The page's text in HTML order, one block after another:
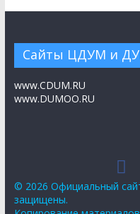
Сайты ЦДУМ и
www.CDUM.RU
www.DUMOO.RU
© 2026 Официальный
защищены.